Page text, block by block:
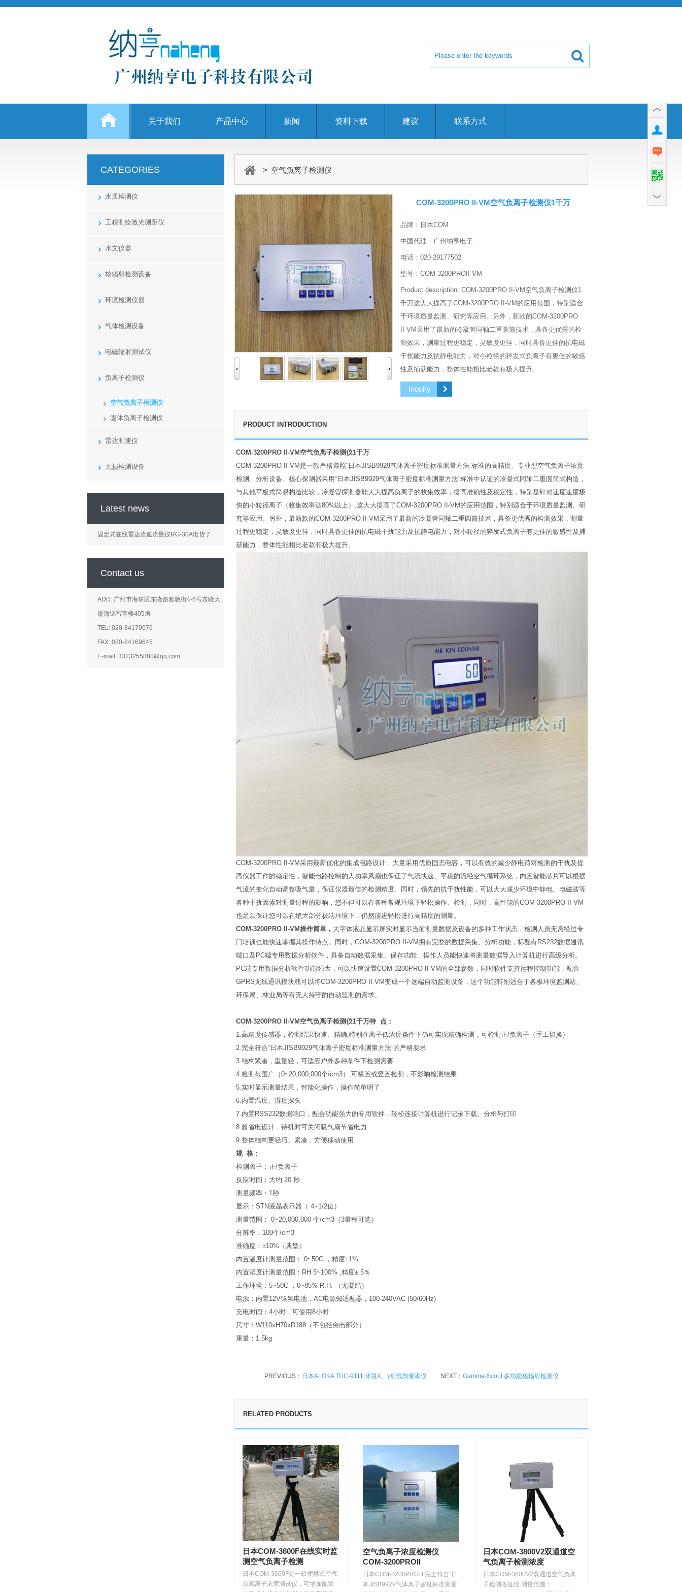
关于我们 产品中心 新闻 资料下载 建议 联系方式
CATEGORIES
水质检测仪
工程测绘激光测距仪
水文仪器
核辐射检测设备
环境检测仪器
气体检测设备
电磁辐射测试仪
负离子检测仪
空气负离子检测仪
固体负离子检测仪
雷达测速仪
无损检测设备
Latest news
固定式在线雷达流速流量仪RG-30A出货了
Contact us
ADD: 广州市海珠区东晓路雅敦街4-6号东晓大
厦海锦写字楼405房
TEL: 020-84170076
FAX: 020-84169645
E-mail: 3323255880@qq.com
> 空气负离子检测仪
COM-3200PRO II-VM空气负离子检测仪1千万
品牌：日本COM
中国代理：广州纳亨电子
电话：020-29177502
型号：COM-3200PROII VM
Product description: COM-3200PRO II-VM空气负离子检测仪1
千万这大大提高了COM-3200PRO II-VM的应用范围，特别适合
于环境质量监测、研究等应用。另外，新款的COM-3200PRO
II-VM采用了最新的冷凝管同轴二重圆筒技术，具备更优秀的检
测效果，测量过程更稳定，灵敏度更佳，同时具备更佳的抗电磁
干扰能力及抗静电能力，对小粒径的猝发式负离子有更佳的敏感
性及捕获能力，整体性能相比老款有极大提升。
Inquiry
PRODUCT INTRODUCTION
COM-3200PRO II-VM空气负离子检测仪1千万
COM-3200PRO II-VM是一款严格遵照“日本JISB9929气体离子密度标准测量方法”标准的高精度、专业型空气负离子浓度
检测、分析设备。核心探测器采用“日本JISB9929气体离子密度标准测量方法”标准中认证的冷凝式同轴二重圆筒式构造，
与其他平板式简易构造比较，冷凝管探测器能大大提高负离子的收集效率，提高准确性及稳定性，特别是针对速度速度极
快的小粒径离子（收集效率达80%以上）,这大大提高了COM-3200PRO II-VM的应用范围，特别适合于环境质量监测、研
究等应用。另外，最新款的COM-3200PRO II-VM采用了最新的冷凝管同轴二重圆筒技术，具备更优秀的检测效果，测量
过程更稳定，灵敏度更佳，同时具备更佳的抗电磁干扰能力及抗静电能力，对小粒径的猝发式负离子有更佳的敏感性及捕
获能力，整体性能相比老款有极大提升。
COM-3200PRO II-VM采用最新优化的集成电路设计，大量采用优质固态电容，可以有效的减少静电荷对检测的干扰及提
高仪器工作的稳定性，智能电路控制的大功率风扇也保证了气流快速、平稳的流经空气循环系统，内置智能芯片可以根据
气流的变化自动调整吸气量，保证仪器最佳的检测精度。同时，领先的抗干扰性能，可以大大减少环境中静电、电磁波等
各种干扰因素对测量过程的影响，您不但可以在各种常规环境下轻松操作、检测，同时，高性能的COM-3200PRO II-VM
也足以保证您可以在绝大部分极端环境下，仍然能进轻松进行高精度的测量。
COM-3200PRO II-VM操作简单， 大字体液晶显示屏实时显示当前测量数据及设备的多种工作状态，检测人员无需经过专
门培训也能快速掌握其操作特点。同时，COM-3200PRO II-VM拥有完整的数据采集、分析功能，标配有RS232数据通讯
端口及PC端专用数据分析软件，具备自动数据采集、保存功能，操作人员能快速将测量数据导入计算机进行高级分析。
PC端专用数据分析软件功能强大，可以快速设置COM-3200PRO II-VM的全部参数，同时软件支持运程控制功能，配合
GPRS无线通讯模块就可以将COM-3200PRO II-VM变成一个远端自动监测设备，这个功能特别适合于各极环境监测站、
环保局、林业局等有无人持守的自动监测的需求。
COM-3200PRO II-VM空气负离子检测仪1千万特 点：
1.高精度传感器，检测结果快速、精确,特别在离子低浓度条件下仍可实现精确检测，可检测正/负离子（手工切换）
2.完全符合“日本JISB9929气体离子密度标准测量方法”的严格要求
3.结构紧凑，重量轻，可适应户外多种条件下检测需要
4.检测范围广（0~20,000,000个/cm3）,可横置或竖置检测，不影响检测结果
5.实时显示测量结果，智能化操作，操作简单明了
6.内置温度、湿度探头
7.内置RSS232数据端口，配合功能强大的专用软件，轻松连接计算机进行记录下载、分析与打印
8.超省电设计，待机时可关闭吸气扇节省电力
9.整体结构更轻巧、紧凑，方便移动使用
规 格：
检测离子：正/负离子
反应时间：大约 20 秒
测量频率：1秒
显示：STN液晶表示器（ 4+1/2位）
测量范围： 0~20,000,000 个/cm3（3量程可选）
分辨率：100个/cm3
准确度：±10%（典型）
内置温度计测量范围： 0~50C ，精度±1%
内置湿度计测量范围：RH 5~100% ,精度± 5％
工作环境：5~50C ，0~85% R.H. （无凝结）
电源：内置12V镍氢电池，AC电源知适配器，100-240VAC (50/60Hz)
充电时间：4小时，可使用8小时
尺寸：W110xH70xD188（不包括突出部分）
重量：1.5kg
PREVIOUS： 日本ALOKA TDC-9111 环境X、γ射线剂量率仪 NEXT： Gamma-Scout 多功能核辐射检测仪
RELATED PRODUCTS
日本COM-3600F在线实时监
测空气负离子检测
日本COM-3600F是一款便携式空气
负氧离子浓度测试仪，可增加配置
空气负离子浓度检测仪
COM-3200PROII
日本COM-3200PRO II.完全符合“日
本JISB9929气体离子密度标准测量
日本COM-3800V2双通道空
气负离子检测浓度
日本COM-3800V2双通道空气负离
子检测浓度仪 测量范围：